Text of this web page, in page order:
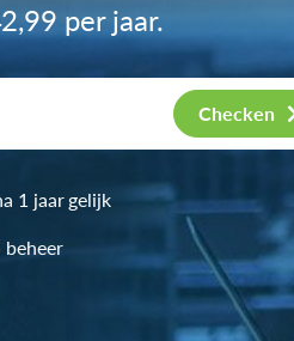
per jaar.
Checken
1 jaar gelijk
beheer